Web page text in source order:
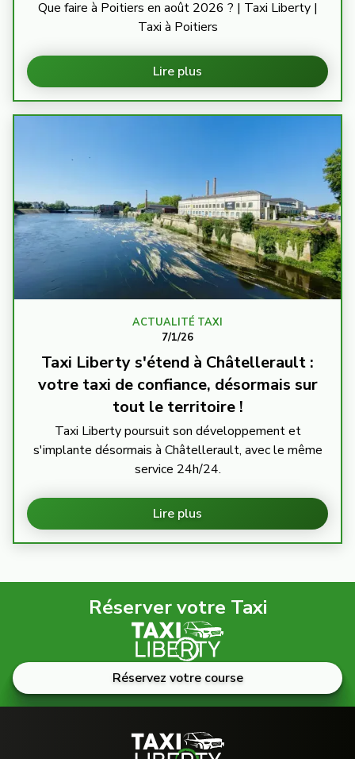
Que faire à Poitiers en août 2026 ? | Taxi Liberty |
Taxi à Poitiers
Lire plus
ACTUALITÉ TAXI
7/1/26
Taxi Liberty s'étend à Châtellerault :
votre taxi de confiance, désormais sur
tout le territoire !
Taxi Liberty poursuit son développement et
s'implante désormais à Châtellerault, avec le même
service 24h/24.
Lire plus
Réserver votre Taxi
Réservez votre course